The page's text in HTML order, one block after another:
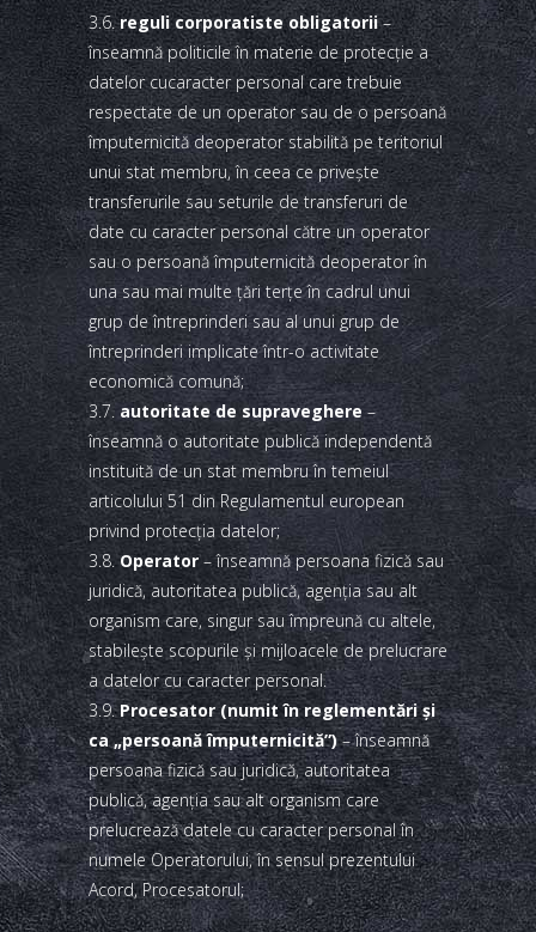
3.6.reguli corporatiste obligatorii–
înseamnă politicile în materie de protecţie a
datelor cucaracter personal care trebuie
respectate de un operator sau de o persoană
împuternicită deoperator stabilită pe teritoriul
unui stat membru, în ceea ce priveşte
transferurile sau seturile de transferuri de
date cu caracter personal către un operator
sau o persoană împuternicită deoperator în
una sau mai multe ţări terţe în cadrul unui
grup de întreprinderi sau al unui grup de
întreprinderi implicate într-o activitate
economică comună;
3.7. autoritate de supraveghere–
înseamnă o autoritate publică independentă
instituită de un stat membru în temeiul
articolului 51 din Regulamentul european
privind protecţia datelor;
3.8.Operator– înseamnă persoana fizică sau
juridică, autoritatea publică, agenţia sau alt
organism care, singur sau împreună cu altele,
stabileşte scopurile şi mijloacele de prelucrare
a datelor cu caracter personal.
3.9.Procesator (numit în reglementări şi
ca „persoană împuternicită”)– înseamnă
persoana fizică sau juridică, autoritatea
publică, agenţia sau alt organism care
prelucrează datele cu caracter personal în
numele Operatorului, în sensul prezentului
Acord, Procesatorul;